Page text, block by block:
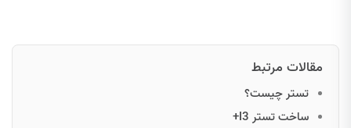
مقالات مرتبط
تستر چیست؟
ساخت تستر l3+